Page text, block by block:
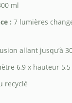
ml
: 7 lumières
allant jusqu’à
6,9 x hauteur 5,5
recyclé